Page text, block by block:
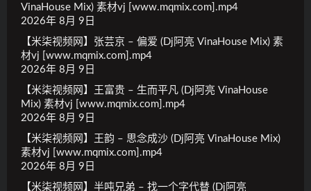
VinaHouse Mix) 素材vj [www.mqmix.com].mp4
2026年 8月 9日
【米柒视频网】张芸京 – 偏爱 (Dj阿亮 VinaHouse Mix) 素
材vj [www.mqmix.com].mp4
2026年 8月 9日
【米柒视频网】王富贵 – 生而平凡 (Dj阿亮 VinaHouse
Mix) 素材vj [www.mqmix.com].mp4
2026年 8月 9日
【米柒视频网】王韵 – 思念成沙 (Dj阿亮 VinaHouse Mix)
素材vj [www.mqmix.com].mp4
2026年 8月 9日
【米柒视频网】半吨兄弟 – 找一个字代替 (Dj阿亮